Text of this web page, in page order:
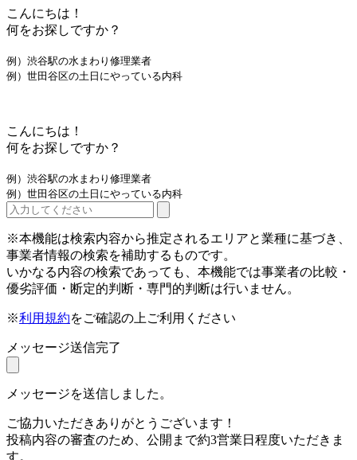
こんにちは！
何をお探しですか？
例）渋谷駅の水まわり修理業者
例）世田谷区の土日にやっている内科
こんにちは！
何をお探しですか？
例）渋谷駅の水まわり修理業者
例）世田谷区の土日にやっている内科
※本機能は検索内容から推定されるエリアと業種に基づき、
事業者情報の検索を補助するものです。
いかなる内容の検索であっても、本機能では事業者の比較・
優劣評価・断定的判断・専門的判断は行いません。
※利用規約をご確認の上ご利用ください
メッセージ送信完了
メッセージを送信しました。
ご協力いただきありがとうございます！
投稿内容の審査のため、公開まで約3営業日程度いただきま
す。